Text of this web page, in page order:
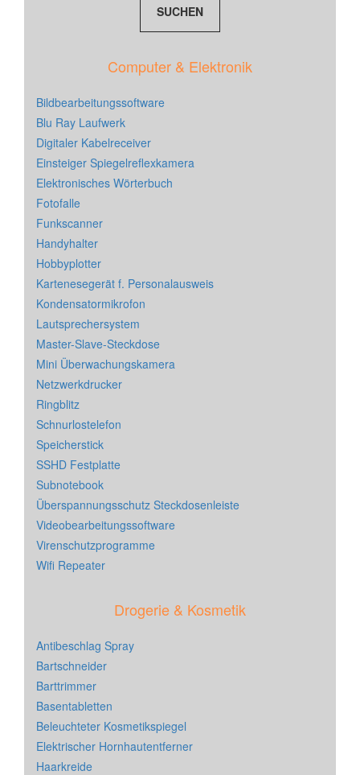
Computer & Elektronik
Bildbearbeitungssoftware
Blu Ray Laufwerk
Digitaler Kabelreceiver
Einsteiger Spiegelreflexkamera
Elektronisches Wörterbuch
Fotofalle
Funkscanner
Handyhalter
Hobbyplotter
Kartenesegerät f. Personalausweis
Kondensatormikrofon
Lautsprechersystem
Master-Slave-Steckdose
Mini Überwachungskamera
Netzwerkdrucker
Ringblitz
Schnurlostelefon
Speicherstick
SSHD Festplatte
Subnotebook
Überspannungsschutz Steckdosenleiste
Videobearbeitungssoftware
Virenschutzprogramme
Wifi Repeater
Drogerie & Kosmetik
Antibeschlag Spray
Bartschneider
Barttrimmer
Basentabletten
Beleuchteter Kosmetikspiegel
Elektrischer Hornhautentferner
Haarkreide